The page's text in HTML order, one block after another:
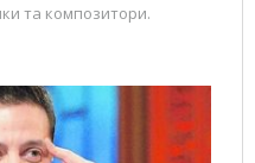
та композитори.